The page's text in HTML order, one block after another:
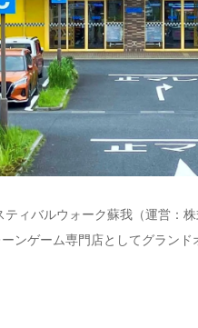
ィバルウォーク蘇我（運営：
ンゲーム専門店としてグランド